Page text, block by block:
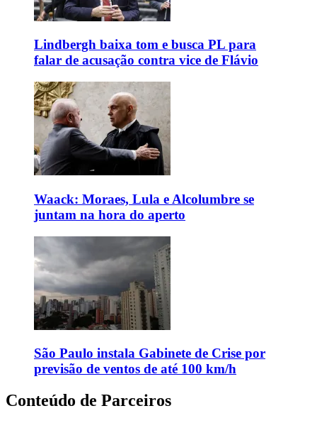
Lindbergh baixa tom e busca PL para
falar de acusação contra vice de Flávio
Waack: Moraes, Lula e Alcolumbre se
juntam na hora do aperto
São Paulo instala Gabinete de Crise por
previsão de ventos de até 100 km/h
Conteúdo de Parceiros